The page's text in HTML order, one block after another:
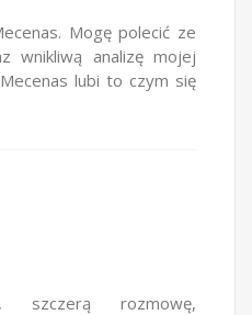
Mogę polecić ze
wnikliwą analizę mojej
lubi to czym się
szczerą rozmowę,